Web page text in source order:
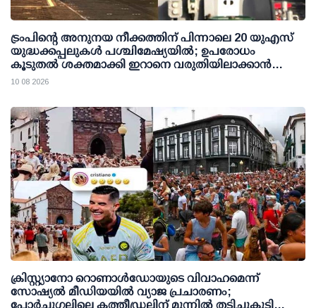
ട്രംപിന്റെ അനുനയ നീക്കത്തിന് പിന്നാലെ 20 യുഎസ്
യുദ്ധക്കപ്പലുകള്‍ പശ്ചിമേഷ്യയില്‍; ഉപരോധം
കൂടുതല്‍ ശക്തമാക്കി ഇറാനെ വരുതിയിലാക്കാന്‍
നീക്കം
10 08 2026
ക്രിസ്റ്റ്യാനോ റൊണാള്‍ഡോയുടെ വിവാഹമെന്ന്
സോഷ്യല്‍ മീഡിയയില്‍ വ്യാജ പ്രചാരണം;
പോര്‍ച്ചുഗലിലെ കത്തീഡ്രലിന് മുന്നില്‍ തടിച്ചുകൂടി